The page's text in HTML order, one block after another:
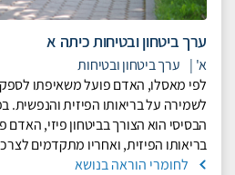
ערך ביטחון ובטיחות כיתה א
א' | ערך ביטחון ובטיחות
לפי מאסלו, האדם פועל משאיפתו לספק
לשמירה על בריאותו הפיזית והנפשית.
הבסיסי הוא הצורך בביטחון פיזי, האדם
בריאותו הפיזית, ואחריו מתקדמים
לחומרי הוראה בנושא